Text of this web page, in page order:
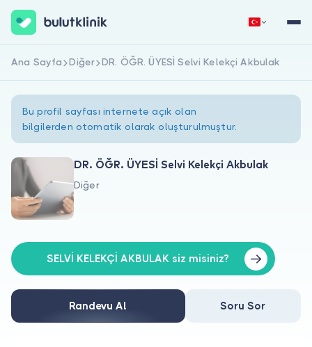
Hakkımızda
Doktorlar için
Doktor musunuz?
Hemen Kaydol Giriş Yap
Ana Sayfa Diğer DR. ÖĞR. ÜYESİ Selvi Kelekçi Akbulak
Bu profil sayfası internete açık olan
bilgilerden otomatik olarak oluşturulmuştur.
DR. ÖĞR. ÜYESİ Selvi Kelekçi Akbulak
Diğer
SELVİ KELEKÇİ AKBULAK siz misiniz?
Randevu Al Soru Sor